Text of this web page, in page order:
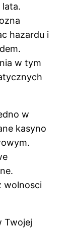
hazardu i
w tym
w
kasyno
wolnosci
Twojej